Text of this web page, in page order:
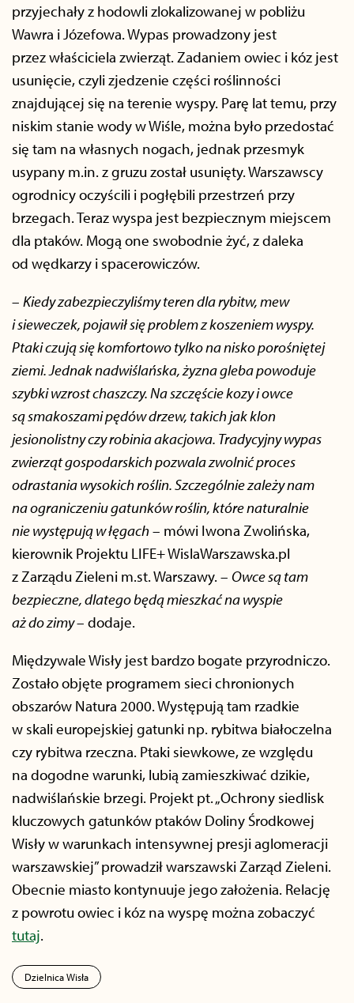
przyjechały z hodowli zlokalizowanej w pobliżu
Wawra i Józefowa. Wypas prowadzony jest
przez właściciela zwierząt. Zadaniem owiec i kóz jest
usunięcie, czyli zjedzenie części roślinności
znajdującej się na terenie wyspy. Parę lat temu, przy
niskim stanie wody w Wiśle, można było przedostać
się tam na własnych nogach, jednak przesmyk
usypany m.in. z gruzu został usunięty. Warszawscy
ogrodnicy oczyścili i pogłębili przestrzeń przy
brzegach. Teraz wyspa jest bezpiecznym miejscem
dla ptaków. Mogą one swobodnie żyć, z daleka
od wędkarzy i spacerowiczów.
– Kiedy zabezpieczyliśmy teren dla rybitw, mew
i sieweczek, pojawił się problem z koszeniem wyspy.
Ptaki czują się komfortowo tylko na nisko porośniętej
ziemi. Jednak nadwiślańska, żyzna gleba powoduje
szybki wzrost chaszczy. Na szczęście kozy i owce
są smakoszami pędów drzew, takich jak klon
jesionolistny czy robinia akacjowa. Tradycyjny wypas
zwierząt gospodarskich pozwala zwolnić proces
odrastania wysokich roślin. Szczególnie zależy nam
na ograniczeniu gatunków roślin, które naturalnie
nie występują w łęgach– mówi Iwona Zwolińska,
kierownik Projektu LIFE+ WislaWarszawska.pl
z Zarządu Zieleni m.st. Warszawy. – Owce są tam
bezpieczne, dlatego będą mieszkać na wyspie
aż do zimy– dodaje.
Międzywale Wisły jest bardzo bogate przyrodniczo.
Zostało objęte programem sieci chronionych
obszarów Natura 2000. Występują tam rzadkie
w skali europejskiej gatunki np. rybitwa białoczelna
czy rybitwa rzeczna. Ptaki siewkowe, ze względu
na dogodne warunki, lubią zamieszkiwać dzikie,
nadwiślańskie brzegi. Projekt pt. „Ochrony siedlisk
kluczowych gatunków ptaków Doliny Środkowej
Wisły w warunkach intensywnej presji aglomeracji
warszawskiej” prowadził warszawski Zarząd Zieleni.
Obecnie miasto kontynuuje jego założenia. Relację
z powrotu owiec i kóz na wyspę można zobaczyć
tutaj.
Dzielnica Wisła